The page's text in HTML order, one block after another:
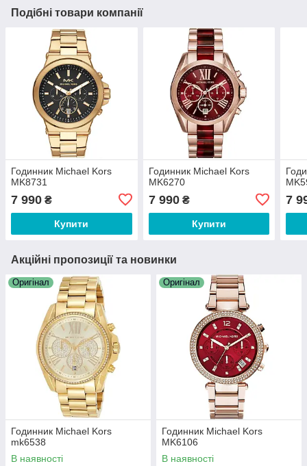
Подібні товари компанії
Годинник Michael Kors
MK8731
7 990 ₴
Купити
Годинник Michael Kors
MK6270
7 990₴
Купити
7
Акційні пропозиції та новинки
Оригінал
Годинник Michael Kors
mk6538
В наявності
Оригінал
Годинник Michael Kors
MK6106
В наявності